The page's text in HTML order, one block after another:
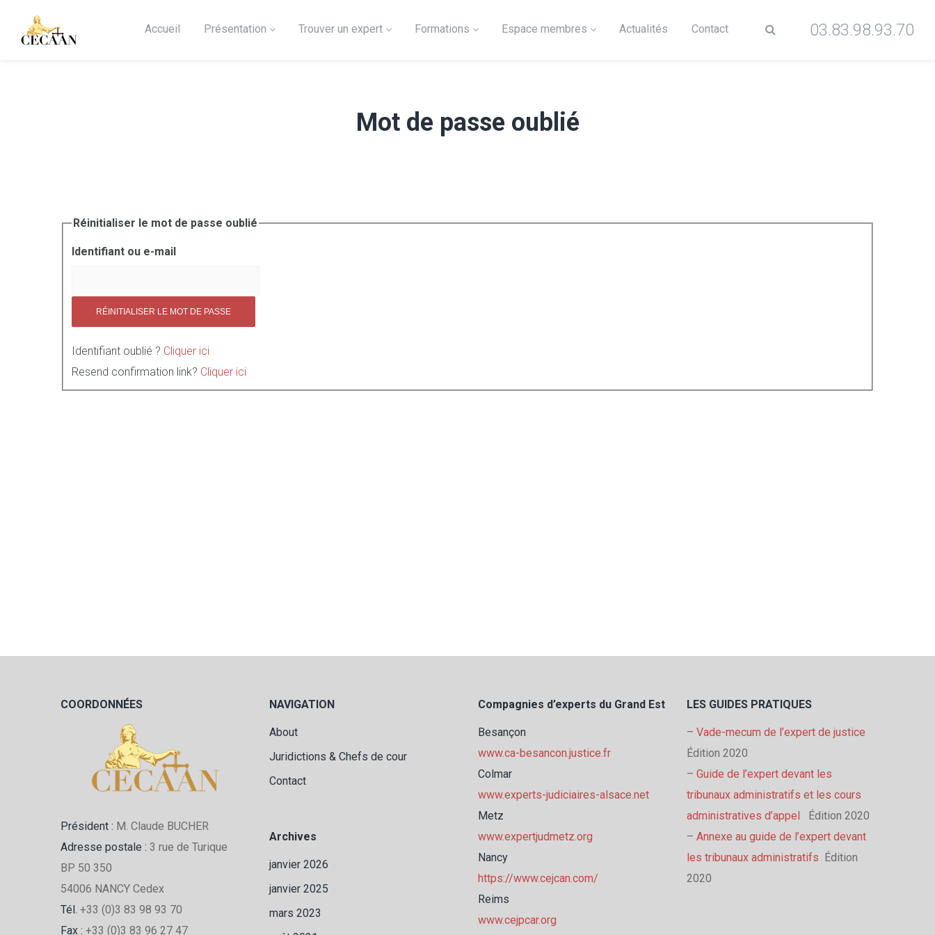
Accueil Présentation Trouver un expert Formations Espace membres Actualités Contact 03.83.98.93.70
Mot de passe oublié
Réinitialiser le mot de passe oublié
Identifiant ou e-mail
Identifiant oublié ? Cliquer ici
Resend confirmation link? Cliquer ici
COORDONNÉES
Président : M. Claude BUCHER
Adresse postale : 3 rue de Turique
BP 50 350
54006 NANCY Cedex
Tél. +33 (0)3 83 98 93 70
Fax : +33 (0)3 83 96 27 47
NAVIGATION
About
Juridictions & Chefs de cour
Contact
Archives
janvier 2026
janvier 2025
mars 2023
Compagnies d’experts du Grand Est
Besançon
www.ca-besancon.justice.fr
Colmar
www.experts-judiciaires-alsace.net
Metz
www.expertjudmetz.org
Nancy
https://www.cejcan.com/
Reims
www.cejpcar.org
LES GUIDES PRATIQUES
– Vade-mecum de l’expert de justice
Édition 2020
– Guide de l’expert devant les
tribunaux administratifs et les cours
administratives d’appel
Édition 2020
– Annexe au guide de l’expert devant
les tribunaux administratifs Édition
2020